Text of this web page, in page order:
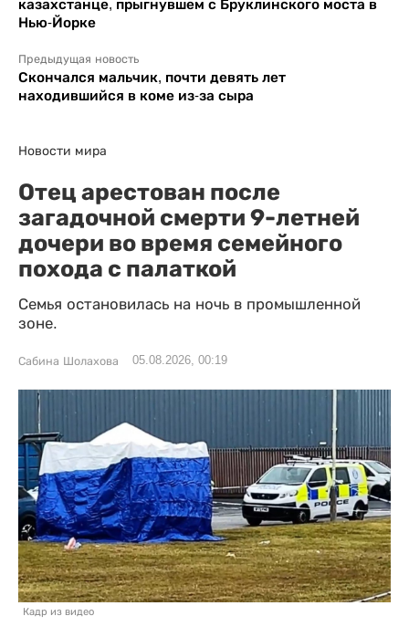
казахстанце, прыгнувшем с Бруклинского моста в
Нью-Йорке
Предыдущая новость
Скончался мальчик, почти девять лет
находившийся в коме из-за сыра
Новости мира
Отец арестован после
загадочной смерти 9-летней
дочери во время семейного
похода с палаткой
Семья остановилась на ночь в промышленной
зоне.
Сабина Шолахова 05.08.2026, 00:19
Кадр из видео